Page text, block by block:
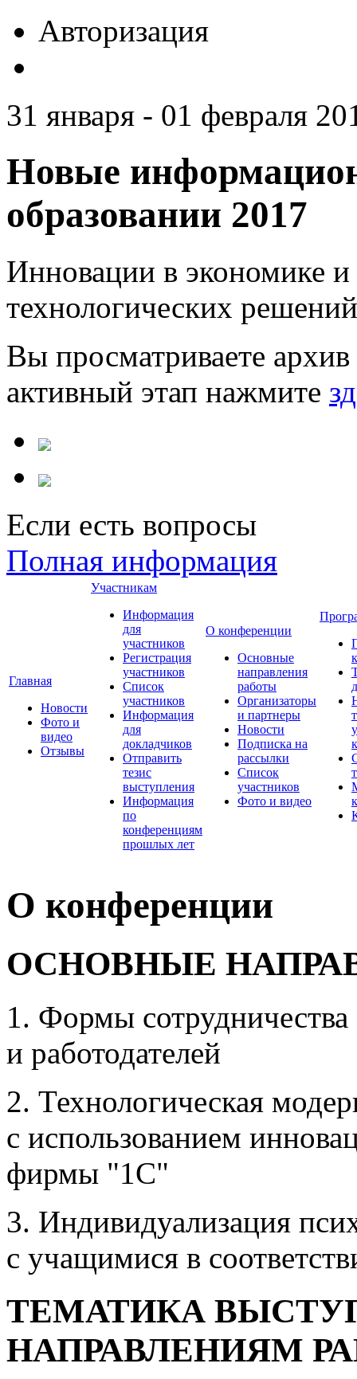
Авторизация
31 января - 01 февраля
Новые
образовании 2017
Инновации в экономике и
технологических
Вы просматриваете
активный этап нажмите
Если есть вопросы
Полная информация
Главная
Новости
Фото и
видео
Отзывы
Участникам
Информация
для
участников
Регистрация
участников
Список
участников
Информация
для
докладчиков
Отправить
тезис
выступления
Информация
по
конференциям
прошлых лет
О конференции
Основные
направления
работы
Организаторы
и партнеры
Новости
Подписка на
рассылки
Список
участников
Фото и видео
О конференции
ОСНОВНЫЕ
1. Формы сотрудничества
и работодателей
2. Технологическая
с использованием
фирмы "1С"
3. Индивидуализация
с учащимися в
ТЕМАТИКА
НАПРАВЛЕНИЯМ